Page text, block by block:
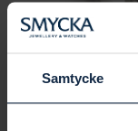
Samtycke